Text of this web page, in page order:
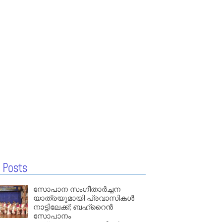
സോപാന സംഗീതാർച്ചന
യാത്രയുമായി പ്രവാസികൾ
നാട്ടിലേക്ക്; ബഹ്‌റൈൻ
സോപാനം